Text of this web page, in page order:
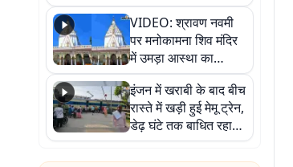
VIDEO: श्रावण नवमी
पर मनोकामना शिव मंदिर
में उमड़ा आस्था का
सैलाब, हर-हर महादेव के
जयघोष से गूंजा परिसर
इंजन में खराबी के बाद बीच
रास्ते में खड़ी हुई मेमू ट्रेन,
डेढ़ घंटे तक बाधित रहा
आवागमन